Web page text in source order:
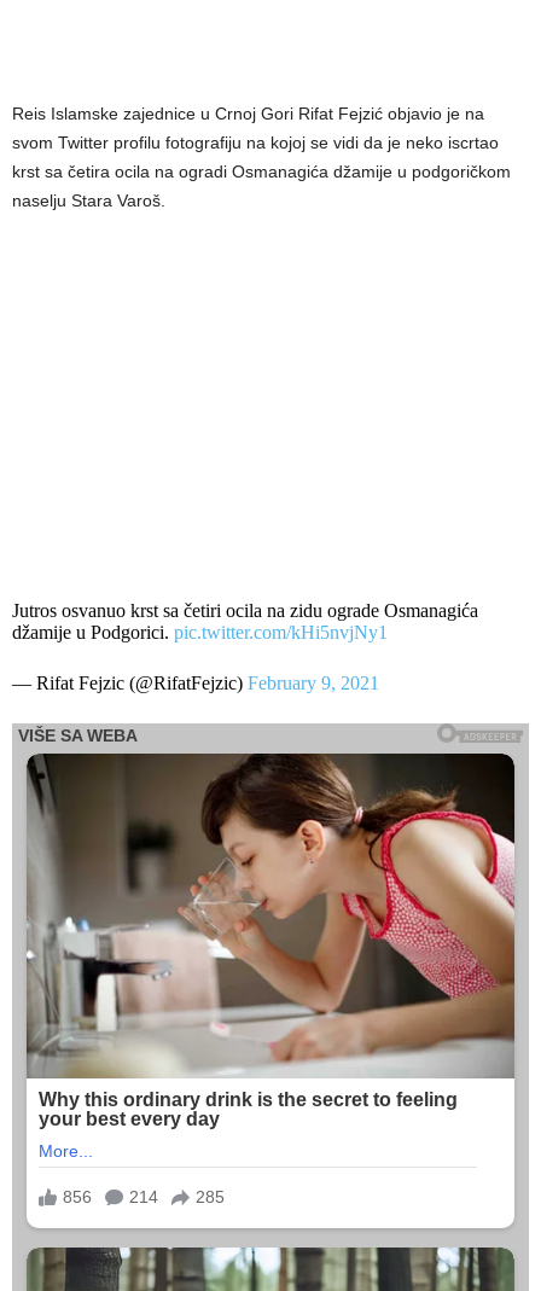
Reis Islamske zajednice u Crnoj Gori Rifat Fejzić objavio je na
svom Twitter profilu fotografiju na kojoj se vidi da je neko iscrtao
krst sa četira ocila na ogradi Osmanagića džamije u podgoričkom
naselju Stara Varoš.
Jutros osvanuo krst sa četiri ocila na zidu ograde Osmanagića
džamije u Podgorici. pic.twitter.com/kHi5nvjNy1
— Rifat Fejzic (@RifatFejzic) February 9, 2021